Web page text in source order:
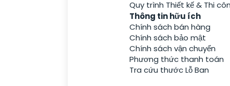
Quy trình Thiết kế & Thi
Thông tin hữu ích
Chính sách bán hàng
Chính sách bảo mật
Chính sách vận chuyển
Phương thức thanh toán
Tra cứu thước Lỗ Ban